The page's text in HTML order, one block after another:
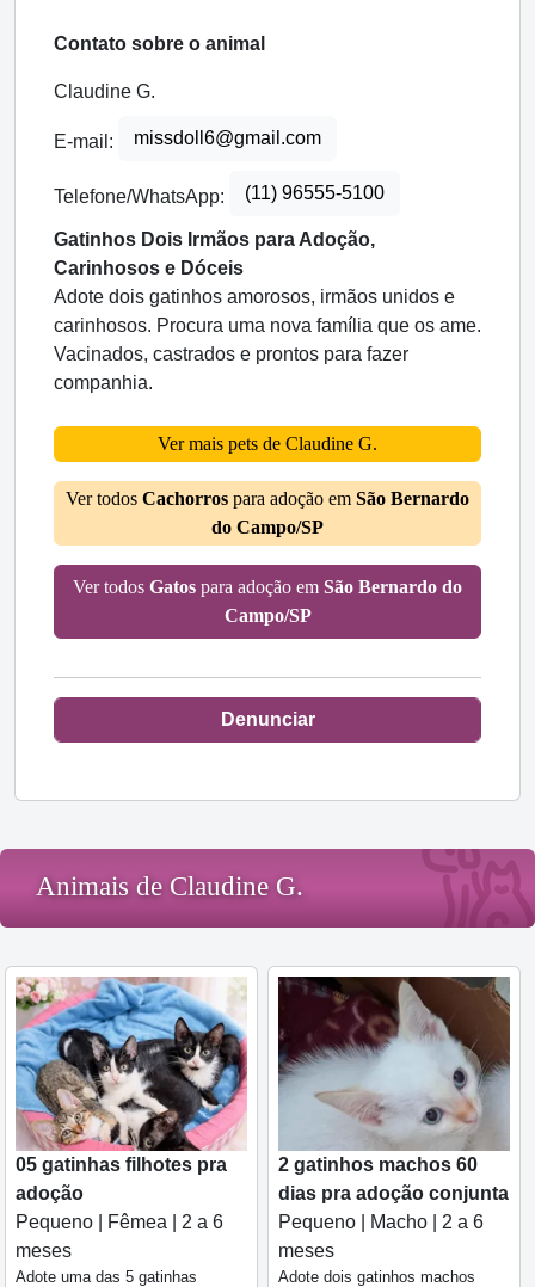
Contato sobre o animal
Claudine G.
E-mail: missdoll6@gmail.com
Telefone/WhatsApp: (11) 96555-5100
Gatinhos Dois Irmãos para Adoção,
Carinhosos e Dóceis
Adote dois gatinhos amorosos, irmãos unidos e
carinhosos. Procura uma nova família que os ame.
Vacinados, castrados e prontos para fazer
companhia.
Ver mais pets de Claudine G.
Ver todos Cachorros para adoção em São Bernardo
do Campo/SP
Ver todos Gatos para adoção em São Bernardo do
Campo/SP
Denunciar
Animais de Claudine G.
05 gatinhas filhotes pra
adoção
Pequeno | Fêmea | 2 a 6
meses
Adote uma das 5 gatinhas
2 gatinhos machos 60
dias pra adoção conjunta
Pequeno | Macho | 2 a 6
meses
Adote dois gatinhos machos